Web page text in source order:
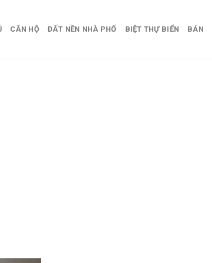
CĂN HỘ ĐẤT NỀN NHÀ PHỐ BIỆT THỰ BIỂN BÁN